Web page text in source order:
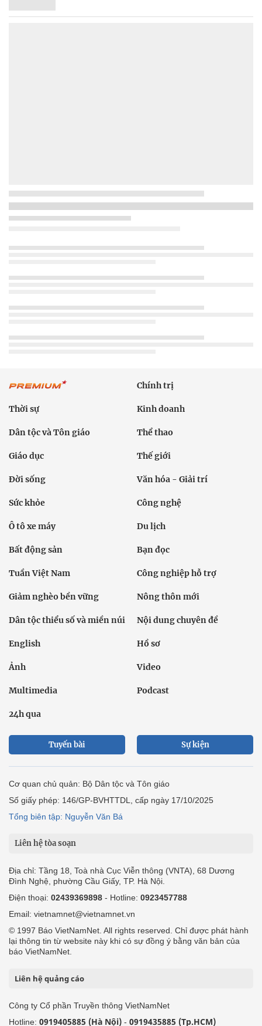
Chính trị
Thời sự Kinh doanh
Dân tộc và Tôn giáo Thể thao
Giáo dục Thế giới
Đời sống Văn hóa - Giải trí
Sức khỏe Công nghệ
Ô tô xe máy Du lịch
Bất động sản Bạn đọc
Tuần Việt Nam Công nghiệp hỗ trợ
Giảm nghèo bền vững Nông thôn mới
Dân tộc thiểu số và miền núi Nội dung chuyên đề
English Hồ sơ
Ảnh Video
Multimedia Podcast
24h qua
Tuyến bài Sự kiện
Cơ quan chủ quản: Bộ Dân tộc và Tôn giáo
Số giấy phép: 146/GP-BVHTTDL, cấp ngày 17/10/2025
Tổng biên tập: Nguyễn Văn Bá
Liên hệ tòa soạn
Địa chỉ: Tầng 18, Toà nhà Cục Viễn thông (VNTA), 68 Dương
Đình Nghệ, phường Cầu Giấy, TP. Hà Nội.
Điện thoại: 02439369898 - Hotline: 0923457788
Email: vietnamnet@vietnamnet.vn
© 1997 Báo VietNamNet. All rights reserved. Chỉ được phát hành
lại thông tin từ website này khi có sự đồng ý bằng văn bản của
báo VietNamNet.
Liên hệ quảng cáo
Công ty Cổ phần Truyền thông VietNamNet
Hotline: 0919405885 (Hà Nội) - 0919435885 (Tp.HCM)